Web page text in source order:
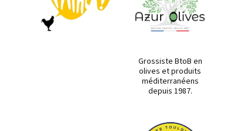
Grossiste BtoB en
olives et produits
méditerranéens
depuis 1987.